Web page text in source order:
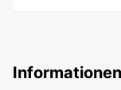
Informationen